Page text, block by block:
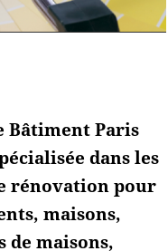
Bâtiment Paris
dans les
rénovation pour
maisons,
de maisons,